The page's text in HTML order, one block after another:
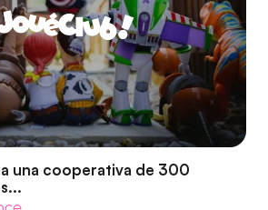
una cooperativa de 300